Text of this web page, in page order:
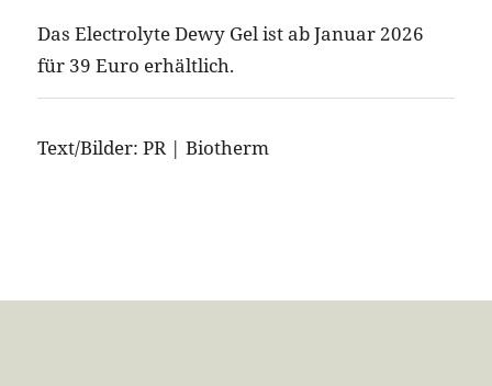
Das Electrolyte Dewy Gel ist ab Januar 2026
für 39 Euro erhältlich.
Text/Bilder: PR | Biotherm